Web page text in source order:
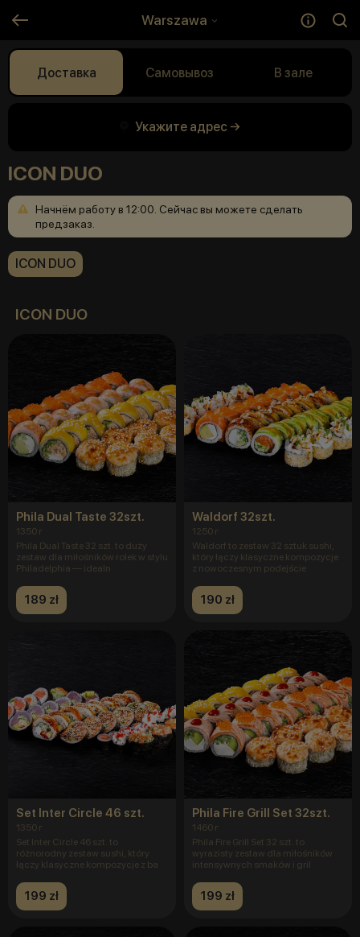
Warszawa
Доставка Самовывоз В зале
Укажите адрес →
ICON DUO
Начнём работу в 12:00. Сейчас вы можете сделать
предзаказ.
ICON DUO
ICON DUO
Phila Dual Taste 32szt.
1350 г
Phila Dual Taste 32 szt. to duży
zestaw dla miłośników rolek w stylu
Philadelphia — idealn
189 zł
Waldorf 32szt.
1250 г
Waldorf to zestaw 32 sztuk sushi,
który łączy klasyczne kompozycje
z nowoczesnym podejście
190 zł
Set Inter Circle 46 szt.
1350 г
Set Inter Circle 46 szt. to
różnorodny zestaw sushi, który
łączy klasyczne kompozycje z ba
199 zł
Phila Fire Grill Set 32szt.
1460 г
Phila Fire Grill Set 32 szt. to
wyrazisty zestaw dla miłośników
intensywnych smaków i gril
199 zł